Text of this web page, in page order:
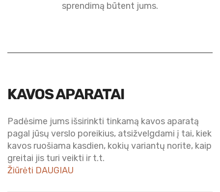
sprendimą būtent jums.
KAVOS APARATAI
Padėsime jums išsirinkti tinkamą kavos aparatą
pagal jūsų verslo poreikius, atsižvelgdami į tai, kiek
kavos ruošiama kasdien, kokių variantų norite, kaip
greitai jis turi veikti ir t.t.
Žiūrėti DAUGIAU